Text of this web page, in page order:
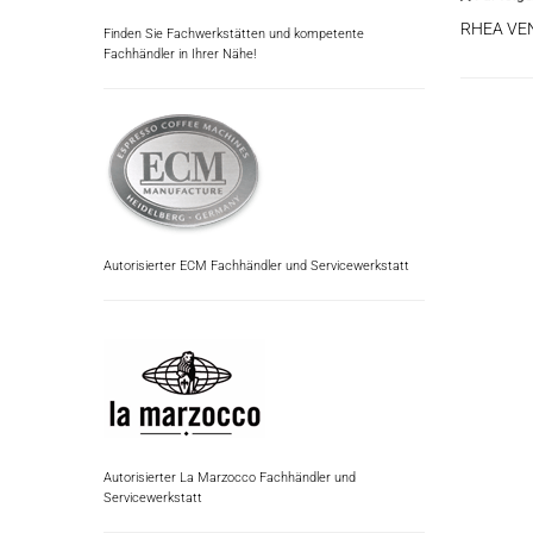
Finden Sie Fachwerkstätten und kompetente
Fachhändler in Ihrer Nähe!
Autorisierter ECM Fachhändler und Servicewerkstatt
Autorisierter La Marzocco Fachhändler und
Servicewerkstatt
RHEA